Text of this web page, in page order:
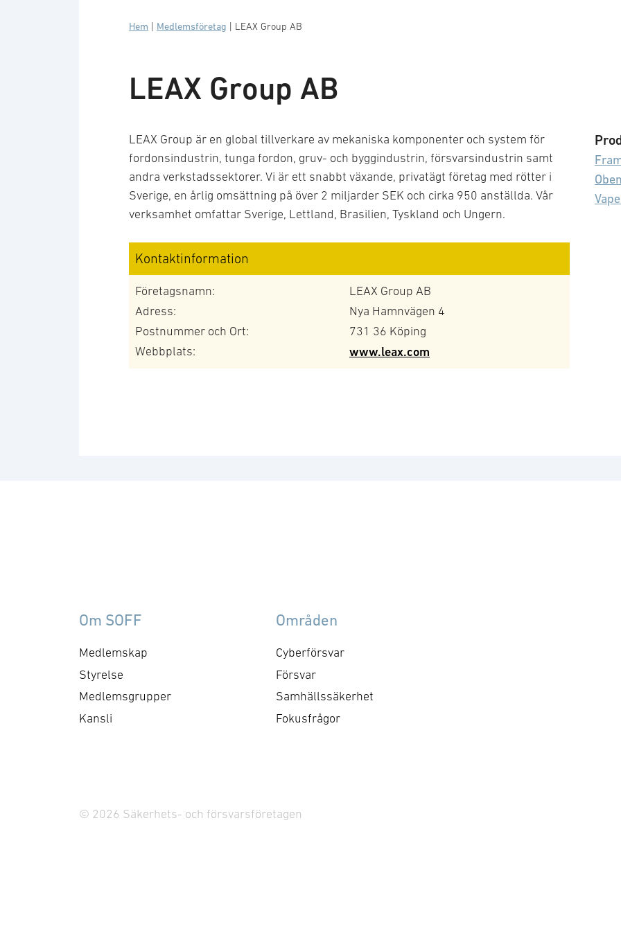
Hem Medlemsföretag LEAX Group AB
LEAX Group AB
LEAX Group är en global tillverkare av mekaniska komponenter och system för
fordonsindustrin, tunga fordon, gruv- och byggindustrin, försvarsindustrin samt
andra verkstadssektorer. Vi är ett snabbt växande, privatägt företag med rötter i
Sverige, en årlig omsättning på över 2 miljarder SEK och cirka 950 anställda. Vår
verksamhet omfattar Sverige, Lettland, Brasilien, Tyskland och Ungern.
Kontaktinformation
Företagsnamn:
LEAX Group AB
Adress:
Nya Hamnvägen 4
Postnummer och Ort:
731 36 Köping
Webbplats:
www.leax.com
Om SOFF
Medlemskap
Styrelse
Medlemsgrupper
Kansli
Områden
Cyberförsvar
Försvar
Samhällssäkerhet
Fokusfrågor
© 2026 Säkerhets- och försvarsföretagen